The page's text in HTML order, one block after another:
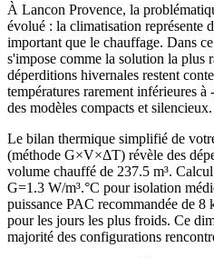
À Lancon Provence, la
évolué : la climatisation représente
important que le chauffage. Dans
s'impose comme la solution la plus
déperditions hivernales restent
températures rarement inférieures
des modèles compacts et silencieux.
Le bilan thermique simplifié de
(méthode G×V×ΔT) révèle des
volume chauffé de 237.5 m³.
G=1.3 W/m³.°C pour isolation
puissance PAC recommandée de
pour les jours les plus froids. Ce
majorité des configurations